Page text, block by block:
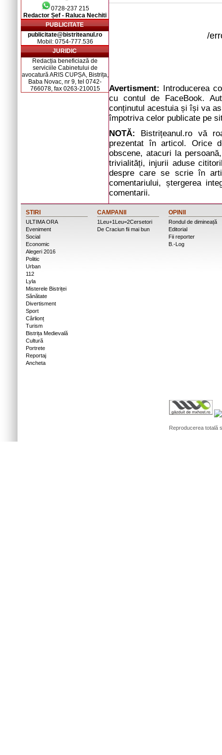
0728-237 215
Redactor Șef - Raluca Nechiti
PUBLICITATE
publicitate@bistriteanul.ro
Mobil: 0754-777.536
JURIDIC
Redacția beneficiază de
serviciile Cabinetului de
avocatură ARIS CUPȘA, Bistrița,
Baba Novac, nr 9, tel 0742-
766078, fax 0263-210015
/
Avertisment: Introducerea
cu contul de FaceBook.
conținutul acestuia și își va
împotriva celor publicate pe
NOTĂ: Bistrițeanul.ro vă
prezentat în articol. Orice
obscene, atacuri la
trivialități, injurii aduse
despre care se scrie în
comentariului, ștergerea
comentarii.
STIRI
ULTIMA ORA
Eveniment
Social
Economic
Alegeri 2016
Politic
Urban
112
Lyla
Misterele Bistriței
Sănătate
Divertisment
Sport
Cârlionț
Turism
Bistrița Medievală
Cultură
Portrete
Reportaj
Ancheta
CAMPANII
1Leu+1Leu=2Cersetori
De Craciun fii mai bun
OPINII
Rondul de dimineață
Editorial
Fii reporter
B.-Log
Reproducerea totală